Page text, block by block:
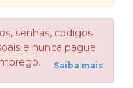
senhas, códigos
e nunca pague
Saiba mais